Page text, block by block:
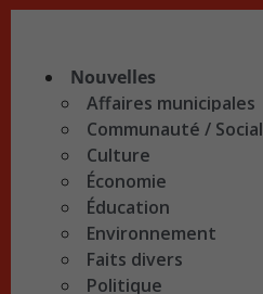
Nouvelles
Affaires municipales
Communauté / Social
Culture
Économie
Éducation
Environnement
Faits divers
Politique